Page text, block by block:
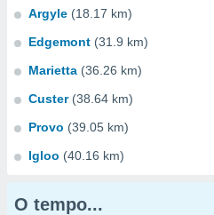
Argyle (18.17 km)
Edgemont (31.9 km)
Marietta (36.26 km)
Custer (38.64 km)
Provo (39.05 km)
Igloo (40.16 km)
O tempo...